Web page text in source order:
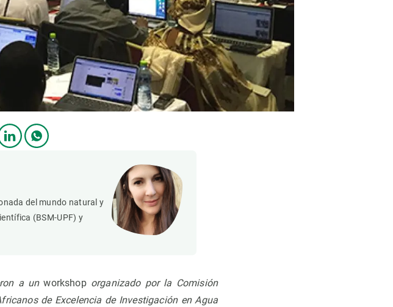
del mundo natural y
(BSM-UPF) y
a unworkshoporganizado por la Comisión
de Excelencia de Investigación en Agua